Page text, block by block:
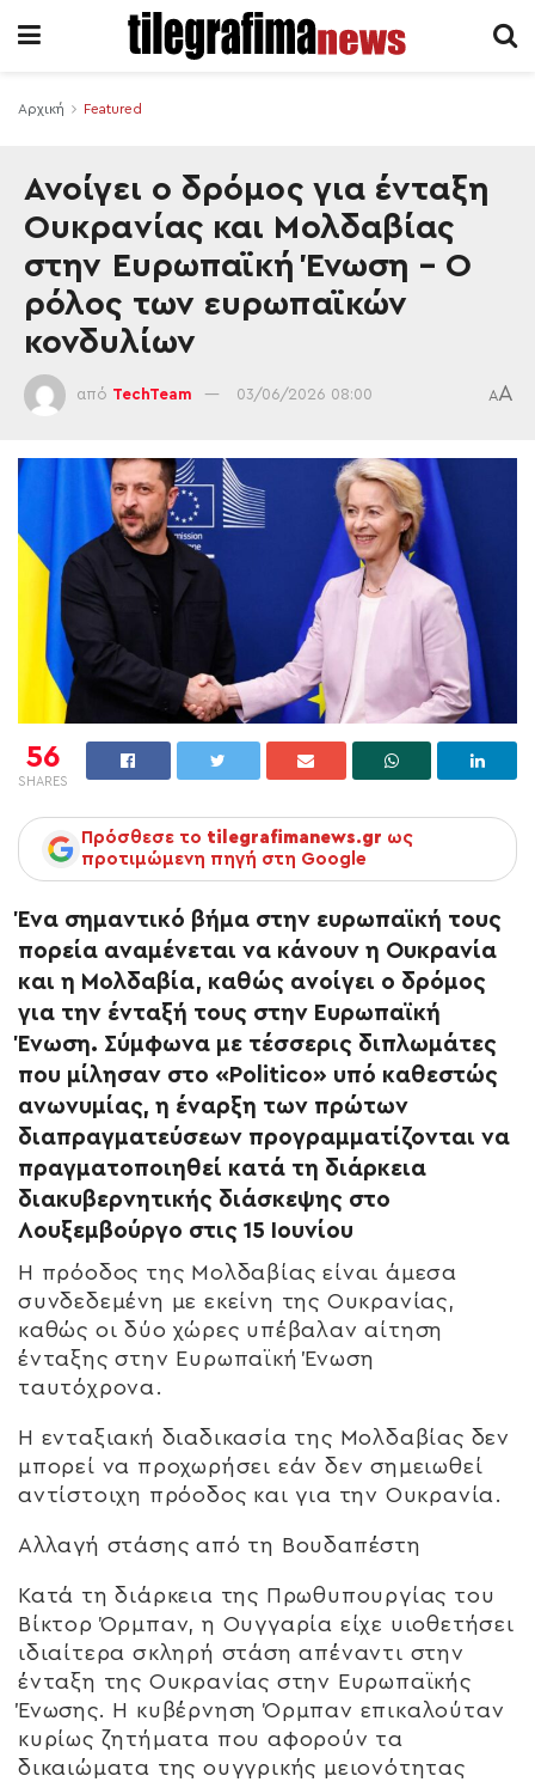
Αρχική Featured
Ανοίγει ο δρόμος για ένταξη
Ουκρανίας και Μολδαβίας
στην Ευρωπαϊκή Ένωση – Ο
ρόλος των ευρωπαϊκών
κονδυλίων
από TechTeam 03/06/2026 08:00 AA
56
SHARES
Πρόσθεσε το tilegrafimanews.gr ως
προτιμώμενη πηγή στη Google
Ένα σημαντικό βήμα στην ευρωπαϊκή τους
πορεία αναμένεται να κάνουν η Ουκρανία
και η Μολδαβία, καθώς ανοίγει ο δρόμος
για την ένταξή τους στην Ευρωπαϊκή
Ένωση. Σύμφωνα με τέσσερις διπλωμάτες
που μίλησαν στο «Politico» υπό καθεστώς
ανωνυμίας, η έναρξη των πρώτων
διαπραγματεύσεων προγραμματίζονται να
πραγματοποιηθεί κατά τη διάρκεια
διακυβερνητικής διάσκεψης στο
Λουξεμβούργο στις 15 Ιουνίου
Η πρόοδος της Μολδαβίας είναι άμεσα
συνδεδεμένη με εκείνη της Ουκρανίας,
καθώς οι δύο χώρες υπέβαλαν αίτηση
ένταξης στην Ευρωπαϊκή Ένωση
ταυτόχρονα.
Η ενταξιακή διαδικασία της Μολδαβίας δεν
μπορεί να προχωρήσει εάν δεν σημειωθεί
αντίστοιχη πρόοδος και για την Ουκρανία.
Αλλαγή στάσης από τη Βουδαπέστη
Κατά τη διάρκεια της Πρωθυπουργίας του
Βίκτορ Όρμπαν, η Ουγγαρία είχε υιοθετήσει
ιδιαίτερα σκληρή στάση απέναντι στην
ένταξη της Ουκρανίας στην Ευρωπαϊκής
Ένωσης. Η κυβέρνηση Όρμπαν επικαλούταν
κυρίως ζητήματα που αφορούν τα
δικαιώματα της ουγγρικής μειονότητας